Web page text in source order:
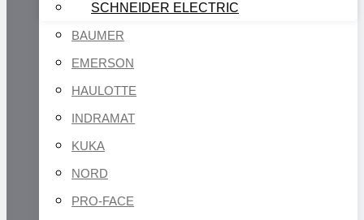
SCHNEIDER ELECTRIC
BAUMER
EMERSON
HAULOTTE
INDRAMAT
KUKA
NORD
PRO-FACE